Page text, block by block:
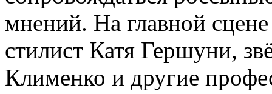
мнений. На главной
стилист Катя Гершуни,
Клименко и другие